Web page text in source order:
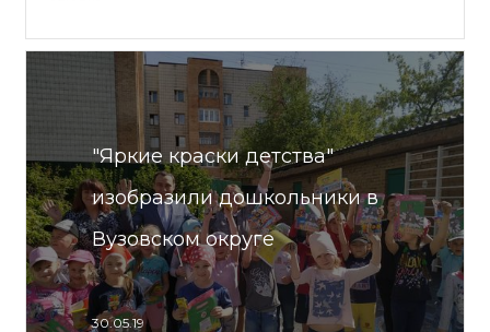
"Яркие краски детства"
изобразили дошкольники в
Вузовском округе
30.05.19